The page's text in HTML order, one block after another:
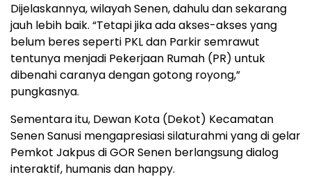
Dijelaskannya, wilayah Senen, dahulu dan sekarang
jauh lebih baik. “Tetapi jika ada akses-akses yang
belum beres seperti PKL dan Parkir semrawut
tentunya menjadi Pekerjaan Rumah (PR) untuk
dibenahi caranya dengan gotong royong,”
pungkasnya.
Sementara itu, Dewan Kota (Dekot) Kecamatan
Senen Sanusi mengapresiasi silaturahmi yang di gelar
Pemkot Jakpus di GOR Senen berlangsung dialog
interaktif, humanis dan happy.